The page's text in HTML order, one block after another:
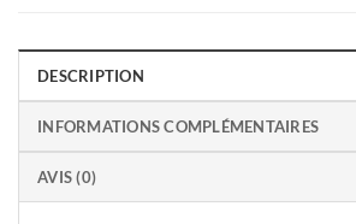
DESCRIPTION
INFORMATIONS COMPLÉMENTAIRES
AVIS (0)